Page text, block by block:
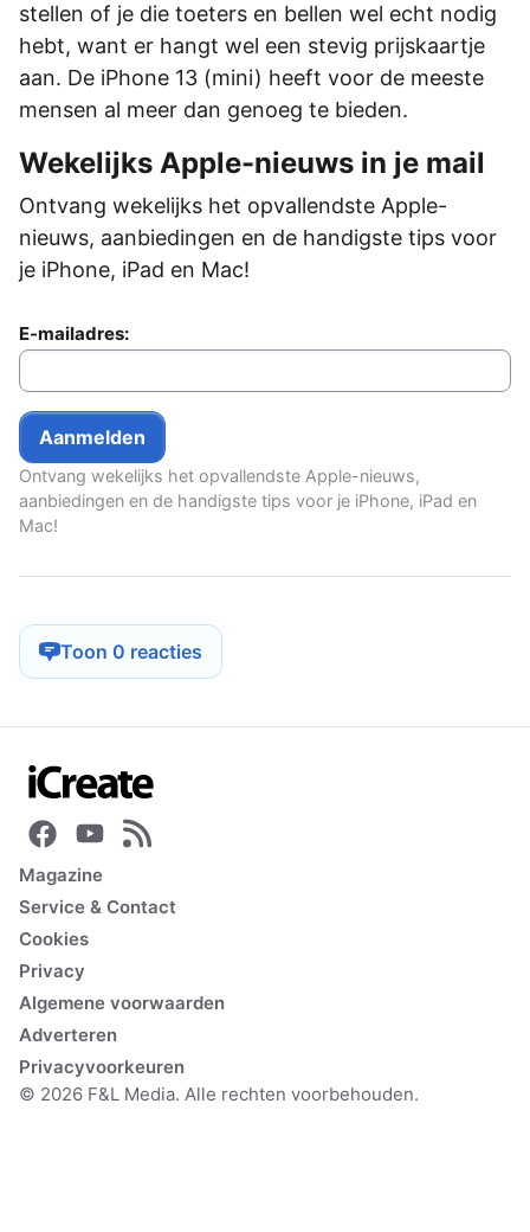
stellen of je die toeters en bellen wel echt nodig
hebt, want er hangt wel een stevig prijskaartje
aan. De iPhone 13 (mini) heeft voor de meeste
mensen al meer dan genoeg te bieden.
Wekelijks Apple-nieuws in je mail
Ontvang wekelijks het opvallendste Apple-
nieuws, aanbiedingen en de handigste tips voor
je iPhone, iPad en Mac!
E-mailadres:
Ontvang wekelijks het opvallendste Apple-nieuws,
aanbiedingen en de handigste tips voor je iPhone, iPad en
Mac!
Toon 0 reacties
Magazine
Service & Contact
Cookies
Privacy
Algemene voorwaarden
Adverteren
Privacyvoorkeuren
© 2026 F&L Media. Alle rechten voorbehouden.